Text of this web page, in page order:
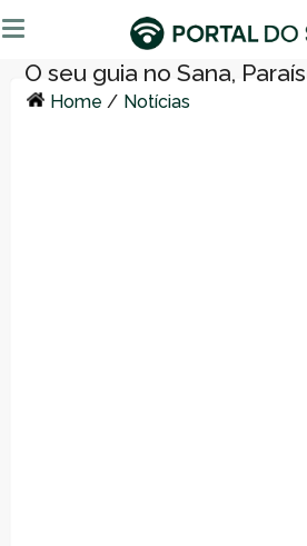
Home / Notícias